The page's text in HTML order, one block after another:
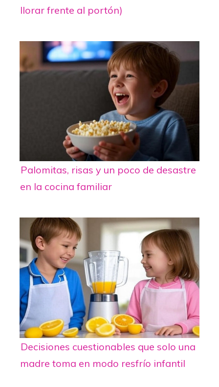
llorar frente al portón)
Palomitas, risas y un poco de desastre
en la cocina familiar
Decisiones cuestionables que solo una
madre toma en modo resfrío infantil